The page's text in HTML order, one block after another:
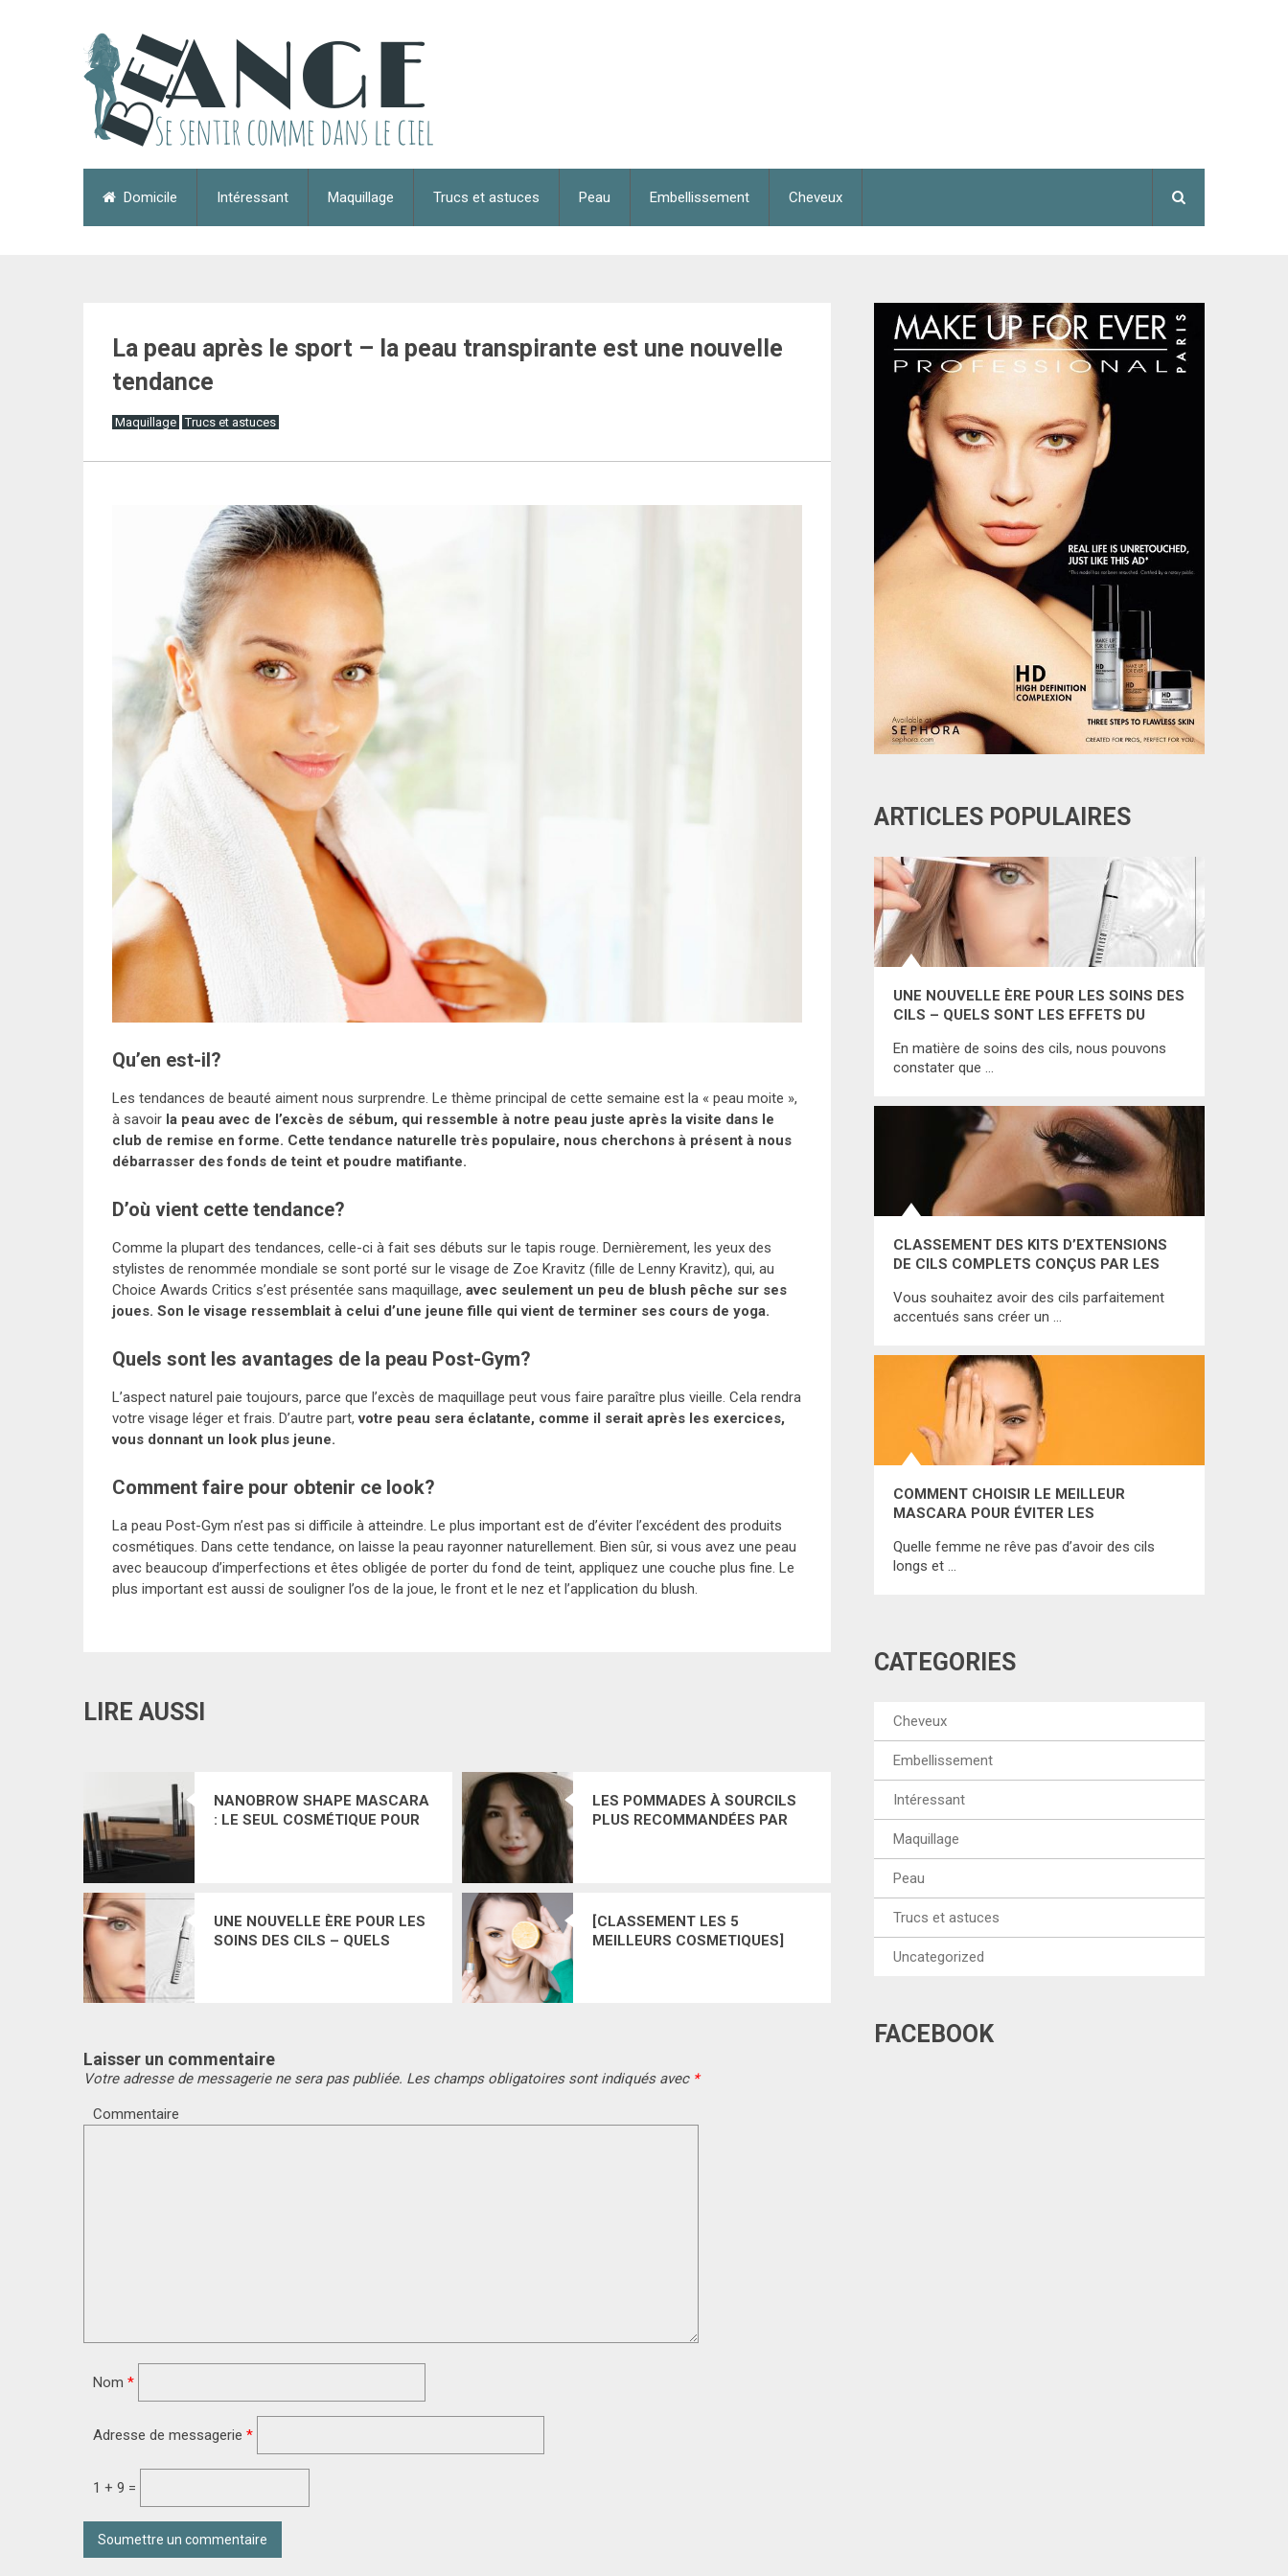
Domicile Intéressant Maquillage Trucs et astuces Peau Embellissement Cheveux
La peau après le sport – la peau transpirante est une nouvelle
tendance
Maquillage Trucs et astuces
Qu’en est-il?
Les tendances de beauté aiment nous surprendre. Le thème principal de cette semaine est la « peau moite »,
à savoir la peau avec de l’excès de sébum, qui ressemble à notre peau juste après la visite dans le
club de remise en forme. Cette tendance naturelle très populaire, nous cherchons à présent à nous
débarrasser des fonds de teint et poudre matifiante.
D’où vient cette tendance?
Comme la plupart des tendances, celle-ci à fait ses débuts sur le tapis rouge. Dernièrement, les yeux des
stylistes de renommée mondiale se sont porté sur le visage de Zoe Kravitz (fille de Lenny Kravitz), qui, au
Choice Awards Critics s’est présentée sans maquillage, avec seulement un peu de blush pêche sur ses
joues. Son le visage ressemblait à celui d’une jeune fille qui vient de terminer ses cours de yoga.
Quels sont les avantages de la peau Post-Gym?
L’aspect naturel paie toujours, parce que l’excès de maquillage peut vous faire paraître plus vieille. Cela rendra
votre visage léger et frais. D’autre part,votre peau sera éclatante, comme il serait après les exercices,
vous donnant un look plus jeune.
Comment faire pour obtenir ce look?
La peau Post-Gym n’est pas si difficile à atteindre. Le plus important est de d’éviter l’excédent des produits
cosmétiques. Dans cette tendance, on laisse la peau rayonner naturellement. Bien sûr, si vous avez une peau
avec beaucoup d’imperfections et êtes obligée de porter du fond de teint, appliquez une couche plus fine. Le
plus important est aussi de souligner l’os de la joue, le front et le nez et l’application du blush.
LIRE AUSSI
NANOBROW SHAPE MASCARA
: LE SEUL COSMÉTIQUE POUR
LES POMMADES À SOURCILS
PLUS RECOMMANDÉES PAR
UNE NOUVELLE ÈRE POUR LES
SOINS DES CILS – QUELS
[CLASSEMENT LES 5
MEILLEURS COSMETIQUES]
Laisser un commentaire
Votre adresse de messagerie ne sera pas publiée. Les champs obligatoires sont indiqués avec *
Commentaire
Nom *
Adresse de messagerie *
1 + 9 =
ARTICLES POPULAIRES
UNE NOUVELLE ÈRE POUR LES SOINS DES
CILS – QUELS SONT LES EFFETS DU
En matière de soins des cils, nous pouvons
constater que …
CLASSEMENT DES KITS D’EXTENSIONS
DE CILS COMPLETS CONÇUS PAR LES
Vous souhaitez avoir des cils parfaitement
accentués sans créer un …
COMMENT CHOISIR LE MEILLEUR
MASCARA POUR ÉVITER LES
CLASSEMENT CI-DESSOUS!
Quelle femme ne rêve pas d’avoir des cils
longs et …
CATÉGORIES
Cheveux
Embellissement
Intéressant
Maquillage
Peau
Trucs et astuces
Uncategorized
FACEBOOK